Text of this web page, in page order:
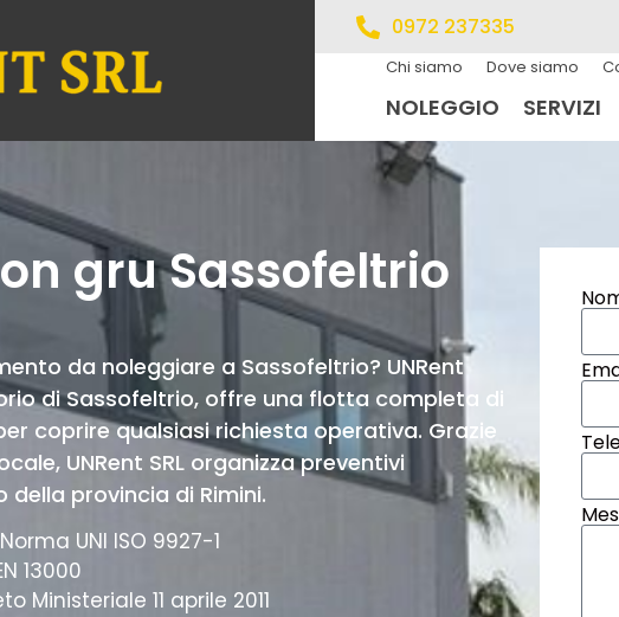
0972 237335
Chi siamo Dove siamo
NOLEGGIO SERVIZI
gru Sassofeltrio
da noleggiare a Sassofeltrio? UNRent
di Sassofeltrio, offre una flotta completa di
coprire qualsiasi richiesta operativa. Grazie
UNRent SRL organizza preventivi
provincia di Rimini.
UNI ISO 9927-1
13000
Ministeriale 11 aprile 2011